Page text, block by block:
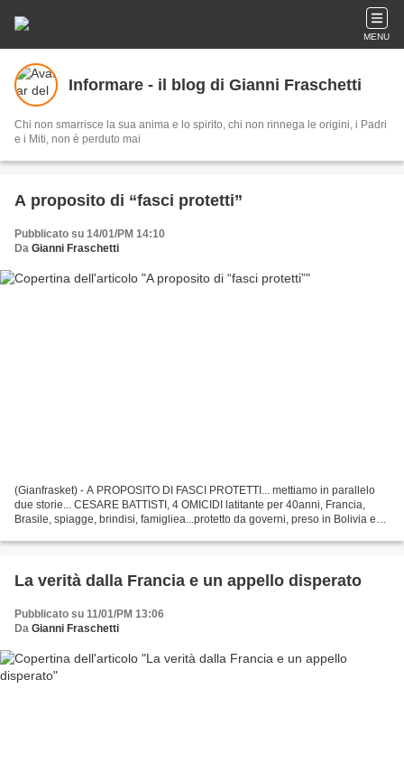
MENU
Informare - il blog di Gianni Fraschetti
Chi non smarrisce la sua anima e lo spirito, chi non rinnega le origini, i Padri
e i Miti, non è perduto mai
A proposito di “fasci protetti”
Pubblicato su 14/01/PM 14:10
Da Gianni Fraschetti
(Gianfrasket) - A PROPOSITO DI FASCI PROTETTI... mettiamo in parallelo
due storie... CESARE BATTISTI, 4 OMICIDI latitante per 40anni, Francia,
Brasile, spiagge, brindisi, famigliea...protetto da governi, preso in Bolivia e
La verità dalla Francia e un appello disperato
Pubblicato su 11/01/PM 13:06
Da Gianni Fraschetti